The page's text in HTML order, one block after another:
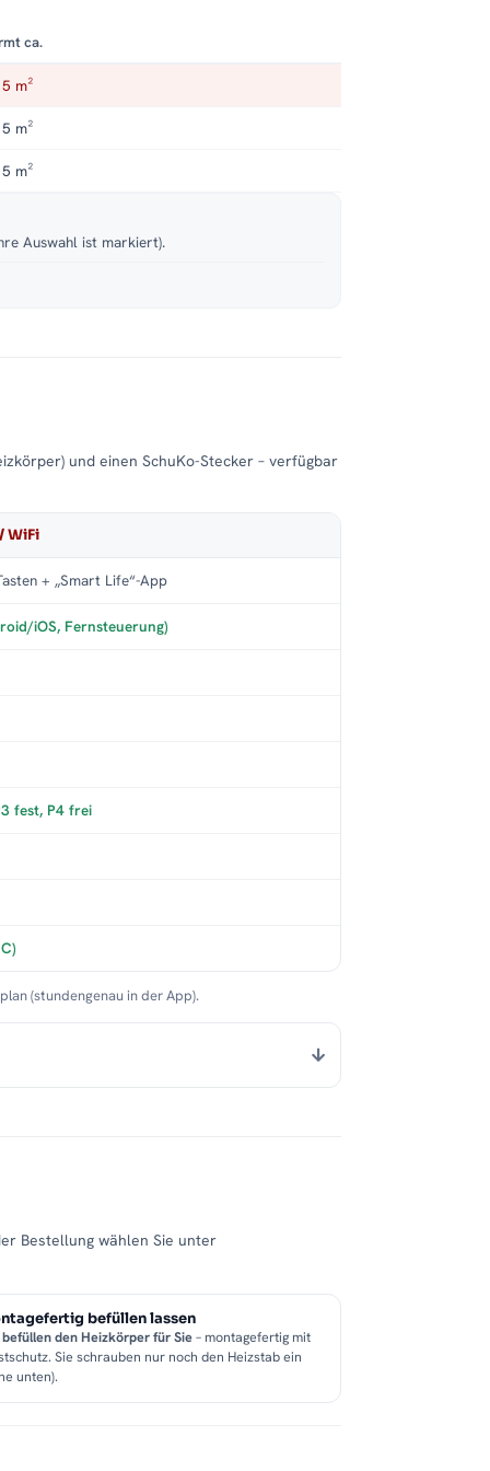
ca.
m²
m²
m²
Auswahl ist markiert).
und einen SchuKo-Stecker – verfügbar
WiFi
+ „Smart Life“-App
iOS, Fernsteuerung)
fest, P4 frei
(stundengenau in der App).
Bestellung wählen Sie unter
befüllen lassen
den Heizkörper für Sie– montagefertig mit
Sie schrauben nur noch den Heizstab ein
unten).